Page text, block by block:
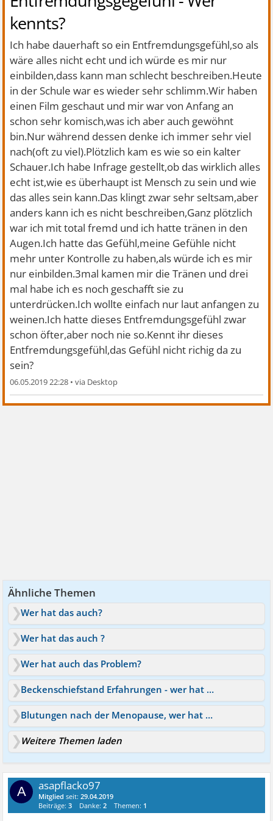
kennts?
Ich habe dauerhaft so ein Entfremdungsgefühl,so als
wäre alles nicht echt und ich würde es mir nur
einbilden,dass kann man schlecht beschreiben.Heute
in der Schule war es wieder sehr schlimm.Wir haben
einen Film geschaut und mir war von Anfang an
schon sehr komisch,was ich aber auch gewöhnt
bin.Nur während dessen denke ich immer sehr viel
nach(oft zu viel).Plötzlich kam es wie so ein kalter
Schauer.Ich habe Infrage gestellt,ob das wirklich alles
echt ist,wie es überhaupt ist Mensch zu sein und wie
das alles sein kann.Das klingt zwar sehr seltsam,aber
anders kann ich es nicht beschreiben,Ganz plötzlich
war ich mit total fremd und ich hatte tränen in den
Augen.Ich hatte das Gefühl,meine Gefühle nicht
mehr unter Kontrolle zu haben,als würde ich es mir
nur einbilden.3mal kamen mir die Tränen und drei
mal habe ich es noch geschafft sie zu
unterdrücken.Ich wollte einfach nur laut anfangen zu
weinen.Ich hatte dieses Entfremdungsgefühl zwar
schon öfter,aber noch nie so.Kennt ihr dieses
Entfremdungsgefühl,das Gefühl nicht richig da zu
sein?
06.05.2019 22:28 •
Ähnliche Themen
Wer hat das auch?
Wer hat das auch ?
Wer hat auch das Problem?
Beckenschiefstand Erfahrungen - wer hat das auch?
Blutungen nach der Menopause, wer hat oder hatte das auch?
Weitere Themen laden
A asapflacko97
Mitglied seit:29.04.2019
Beiträge:3 Danke:2 Themen: 1